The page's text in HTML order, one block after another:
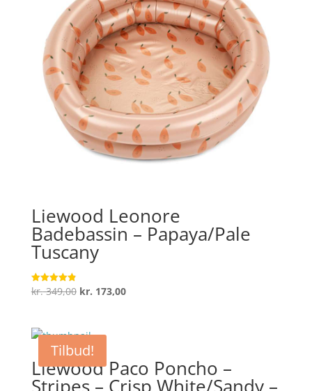
Liewood Leonore
Badebassin – Papaya/Pale
Tuscany
Vurderet
4.9
kr.349,00 Den
var:
kr. 349,00.
kr. 173,00Den
Tilbud!
Liewood Paco Poncho –